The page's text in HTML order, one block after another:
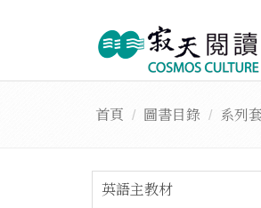
首頁 圖書目錄 系列
英語主教材